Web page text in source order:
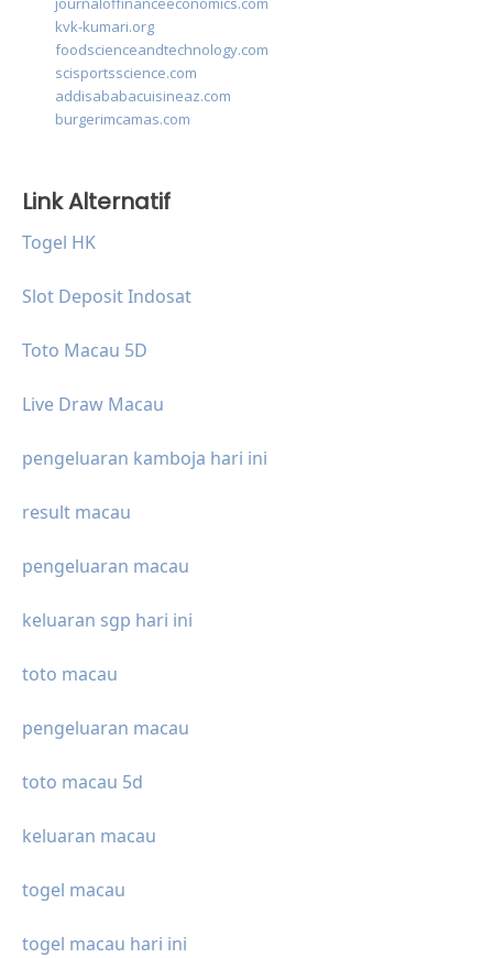
kvk-kumari.org
foodscienceandtechnology.com
scisportsscience.com
addisababacuisineaz.com
burgerimcamas.com
Link Alternatif
Togel HK
Slot Deposit Indosat
Toto Macau 5D
Live Draw Macau
pengeluaran kamboja hari ini
result macau
pengeluaran macau
keluaran sgp hari ini
toto macau
pengeluaran macau
toto macau 5d
keluaran macau
togel macau
togel macau hari ini